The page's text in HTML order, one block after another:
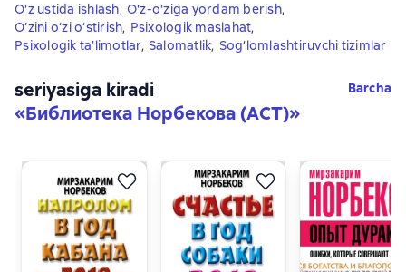
O'z ustida ishlash, O'z-o'ziga yordam berish,
O‘zini o‘zi o‘stirish, Psixologik maslahat,
Psixologik ta’limotlar, Salomatlik, Sog‘lomlashtiruvchi tizimlar
seriyasiga kiradi
«Библиотека Норбекова (АСТ)»
Barcha